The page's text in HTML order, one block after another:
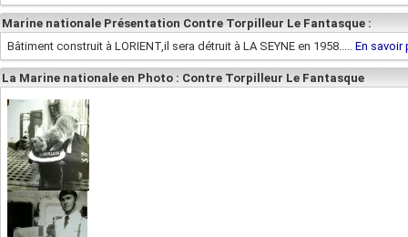
Marine nationale Présentation Contre Torpilleur Le Fantasque :
Bâtiment construit à LORIENT,il sera détruit à LA SEYNE en 1958..... En savoir
La Marine nationale en Photo : Contre Torpilleur Le Fantasque